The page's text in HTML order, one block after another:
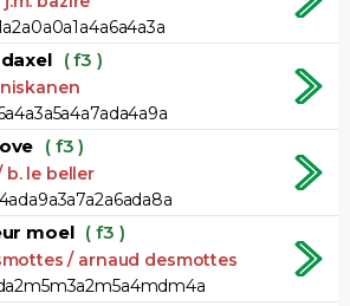
( f3 )
( f3 )
b. le beller
moel ( f3 )
/ arnaud desmottes